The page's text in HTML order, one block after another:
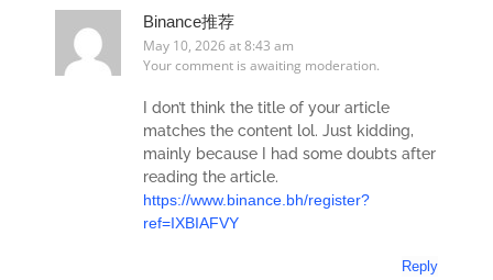
Binance推荐
May 10, 2026 at 8:43 am
Your comment is awaiting moderation.
I don’t think the title of your article
matches the content lol. Just kidding,
mainly because I had some doubts after
reading the article.
https://www.binance.bh/register?
ref=IXBIAFVY
Reply